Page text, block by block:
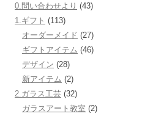
0.問い合わせより (43)
1.ギフト (113)
オーダーメイド (27)
ギフトアイテム (46)
デザイン (28)
新アイテム (2)
2.ガラス工芸 (32)
ガラスアート教室 (2)